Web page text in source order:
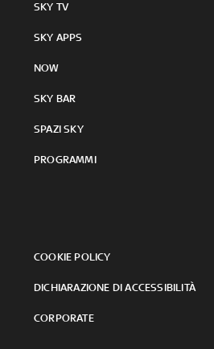
SKY TV
SKY APPS
NOW
SKY BAR
SPAZI SKY
PROGRAMMI
COOKIE POLICY
DICHIARAZIONE DI ACCESSIBILITÀ
CORPORATE